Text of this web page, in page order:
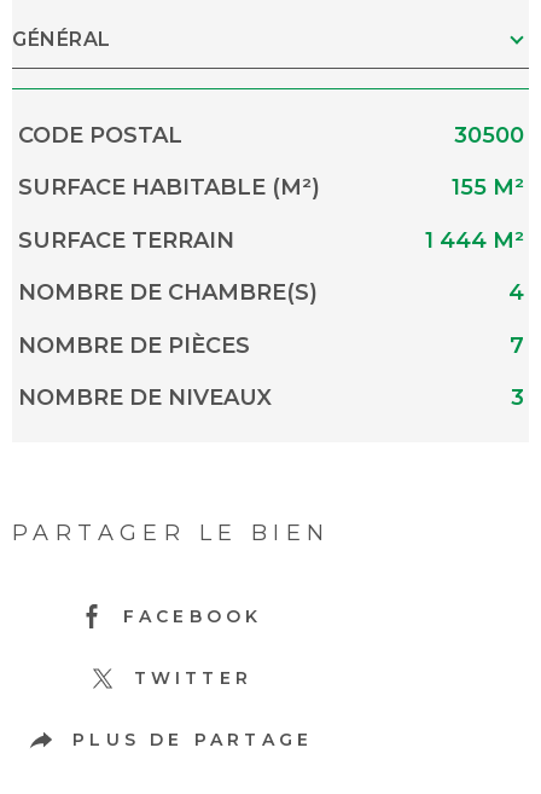
GÉNÉRAL
Caractérisque Valeurs
CODE POSTAL
30500
SURFACE HABITABLE (M²)
155 M²
SURFACE TERRAIN
1 444 M²
NOMBRE DE CHAMBRE(S)
4
NOMBRE DE PIÈCES
7
NOMBRE DE NIVEAUX
3
PARTAGER LE BIEN
FACEBOOK
TWITTER
PLUS DE PARTAGE